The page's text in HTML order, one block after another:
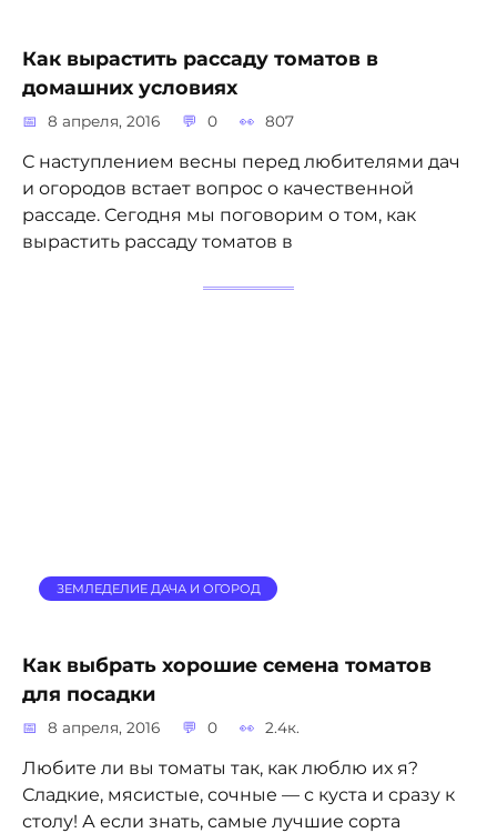
Как вырастить рассаду томатов в
домашних условиях
8 апреля, 2016 0 807
С наступлением весны перед любителями дач
и огородов встает вопрос о качественной
рассаде. Сегодня мы поговорим о том, как
вырастить рассаду томатов в
ЗЕМЛЕДЕЛИЕ ДАЧА И ОГОРОД
Как выбрать хорошие семена томатов
для посадки
8 апреля, 2016 0 2.4к.
Любите ли вы томаты так, как люблю их я?
Сладкие, мясистые, сочные — с куста и сразу к
столу! А если знать, самые лучшие сорта